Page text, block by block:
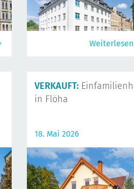
Weiterlesen
VERKAUFT:
in Flöha
18. Mai 2026